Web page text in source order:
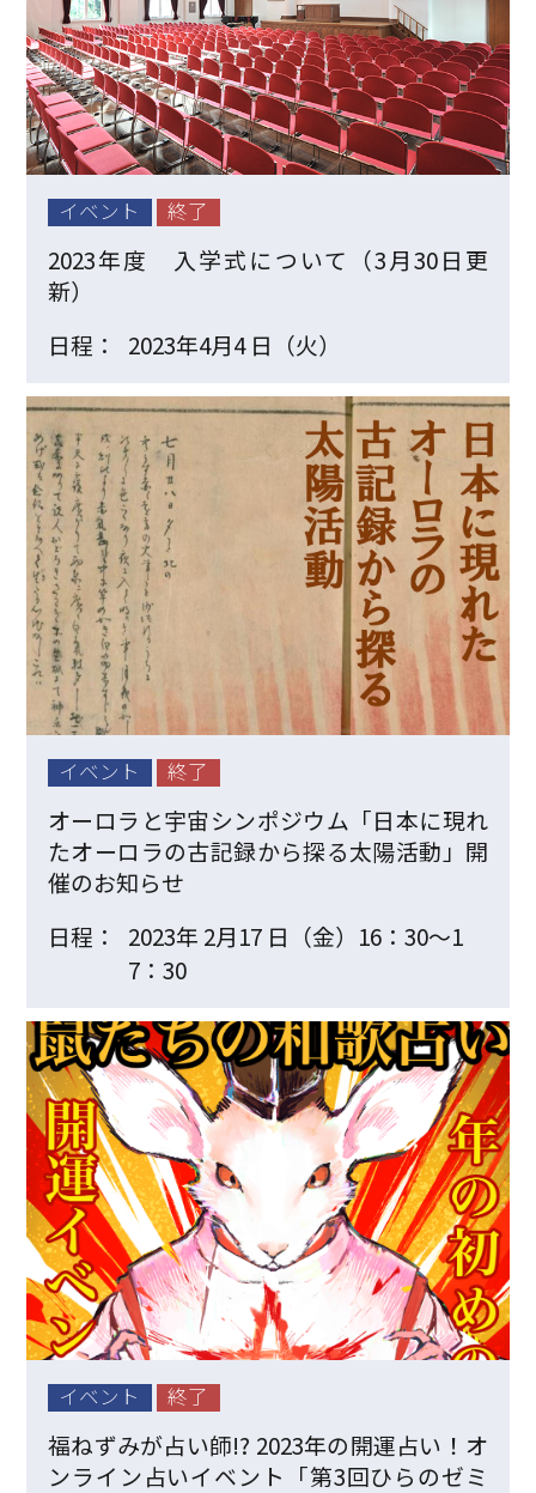
イベント 終了
2023年度 入学式について（3月30日更
新）
日程：
2023年4月4 日（火）
イベント 終了
オーロラと宇宙シンポジウム「日本に現れ
たオーロラの古記録から探る太陽活動」開
催のお知らせ
日程：
2023年 2月17 日（金）16：30〜1
7：30
イベント 終了
福ねずみが占い師!? 2023年の開運占い！オ
ンライン占いイベント「第3回ひらのゼミ